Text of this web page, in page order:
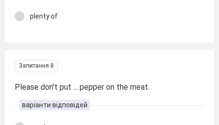
plenty of
Запитання 8
Please don't put ... pepper on the meat.
варіанти відповідей